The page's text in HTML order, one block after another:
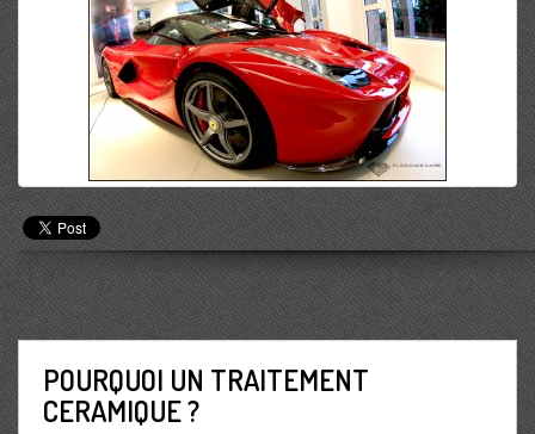
POURQUOI UN TRAITEMENT
CERAMIQUE ?